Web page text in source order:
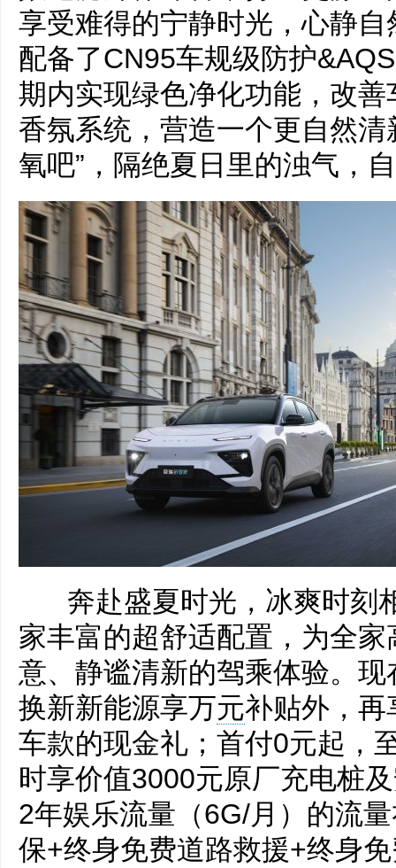
享受难得的宁静时光，心静
配备了CN95车规级防护
期内实现绿色净化功能，改
香氛系统，营造一个更自然
氧吧”，隔绝夏日里的浊气，
奔赴盛夏时光，冰爽时刻
家丰富的超舒适配置，为全
意、静谧清新的驾乘体验。
换新新能源享万元补贴外，再
车款的现金礼；首付0元起，
时享价值3000元原厂充电桩
2年娱乐流量（6G/月）的流
保+终身免费道路救援+终身